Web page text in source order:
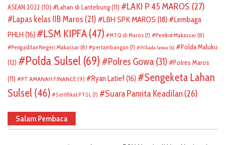
ASEAN 2022 (10) Lahan di Lantebung(11) LAKI P 45 MAROS (27)
Lapas kelas IIB Maros (21) LBH SPK MAROS (18)
Lembaga
PHLH (16) LSM KIPFA (47) MTQ di Maros (7) Pemkot Makassar (8)
Pengadilan Negeri Makassar (8) pertambangan (7) Pilkada Gowa (6)
Polda Maluku
(12)
Polda Sulsel (69) Polres Gowa (31)
Polres Maros
(11)
PT AMANAH FINANCE(9) Ryan Latief(16)
Sengeketa Lahan
Sulsel (46) Sertifikat PTSL (7) Suara Panrita Keadilan(26)
Salam Pembaca